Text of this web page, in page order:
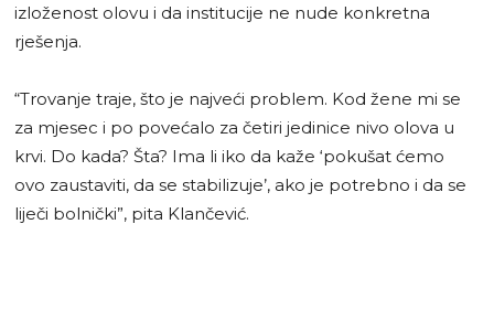
izloženost olovu i da institucije ne nude konkretna
rješenja.
“Trovanje traje, što je najveći problem. Kod žene mi se
za mjesec i po povećalo za četiri jedinice nivo olova u
krvi. Do kada? Šta? Ima li iko da kaže ‘pokušat ćemo
ovo zaustaviti, da se stabilizuje’, ako je potrebno i da se
liječi bolnički”, pita Klančević.